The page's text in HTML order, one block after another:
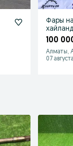
Фары
100
Алматы,
07